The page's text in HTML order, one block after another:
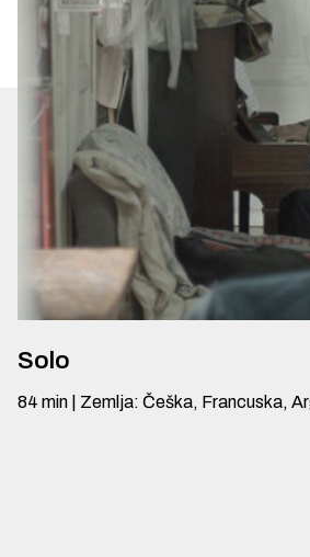
Solo
84 min Zemlja: Češka, Francuska,